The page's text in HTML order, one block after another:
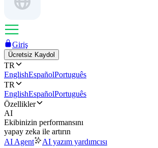
Giriş
Ücretsiz Kaydol
TR
EnglishEspañolPortuguês
TR
EnglishEspañolPortuguês
Özellikler
AI
Ekibinizin performansını
yapay zeka ile artırın
AI Agent
AI yazım yardımcısı